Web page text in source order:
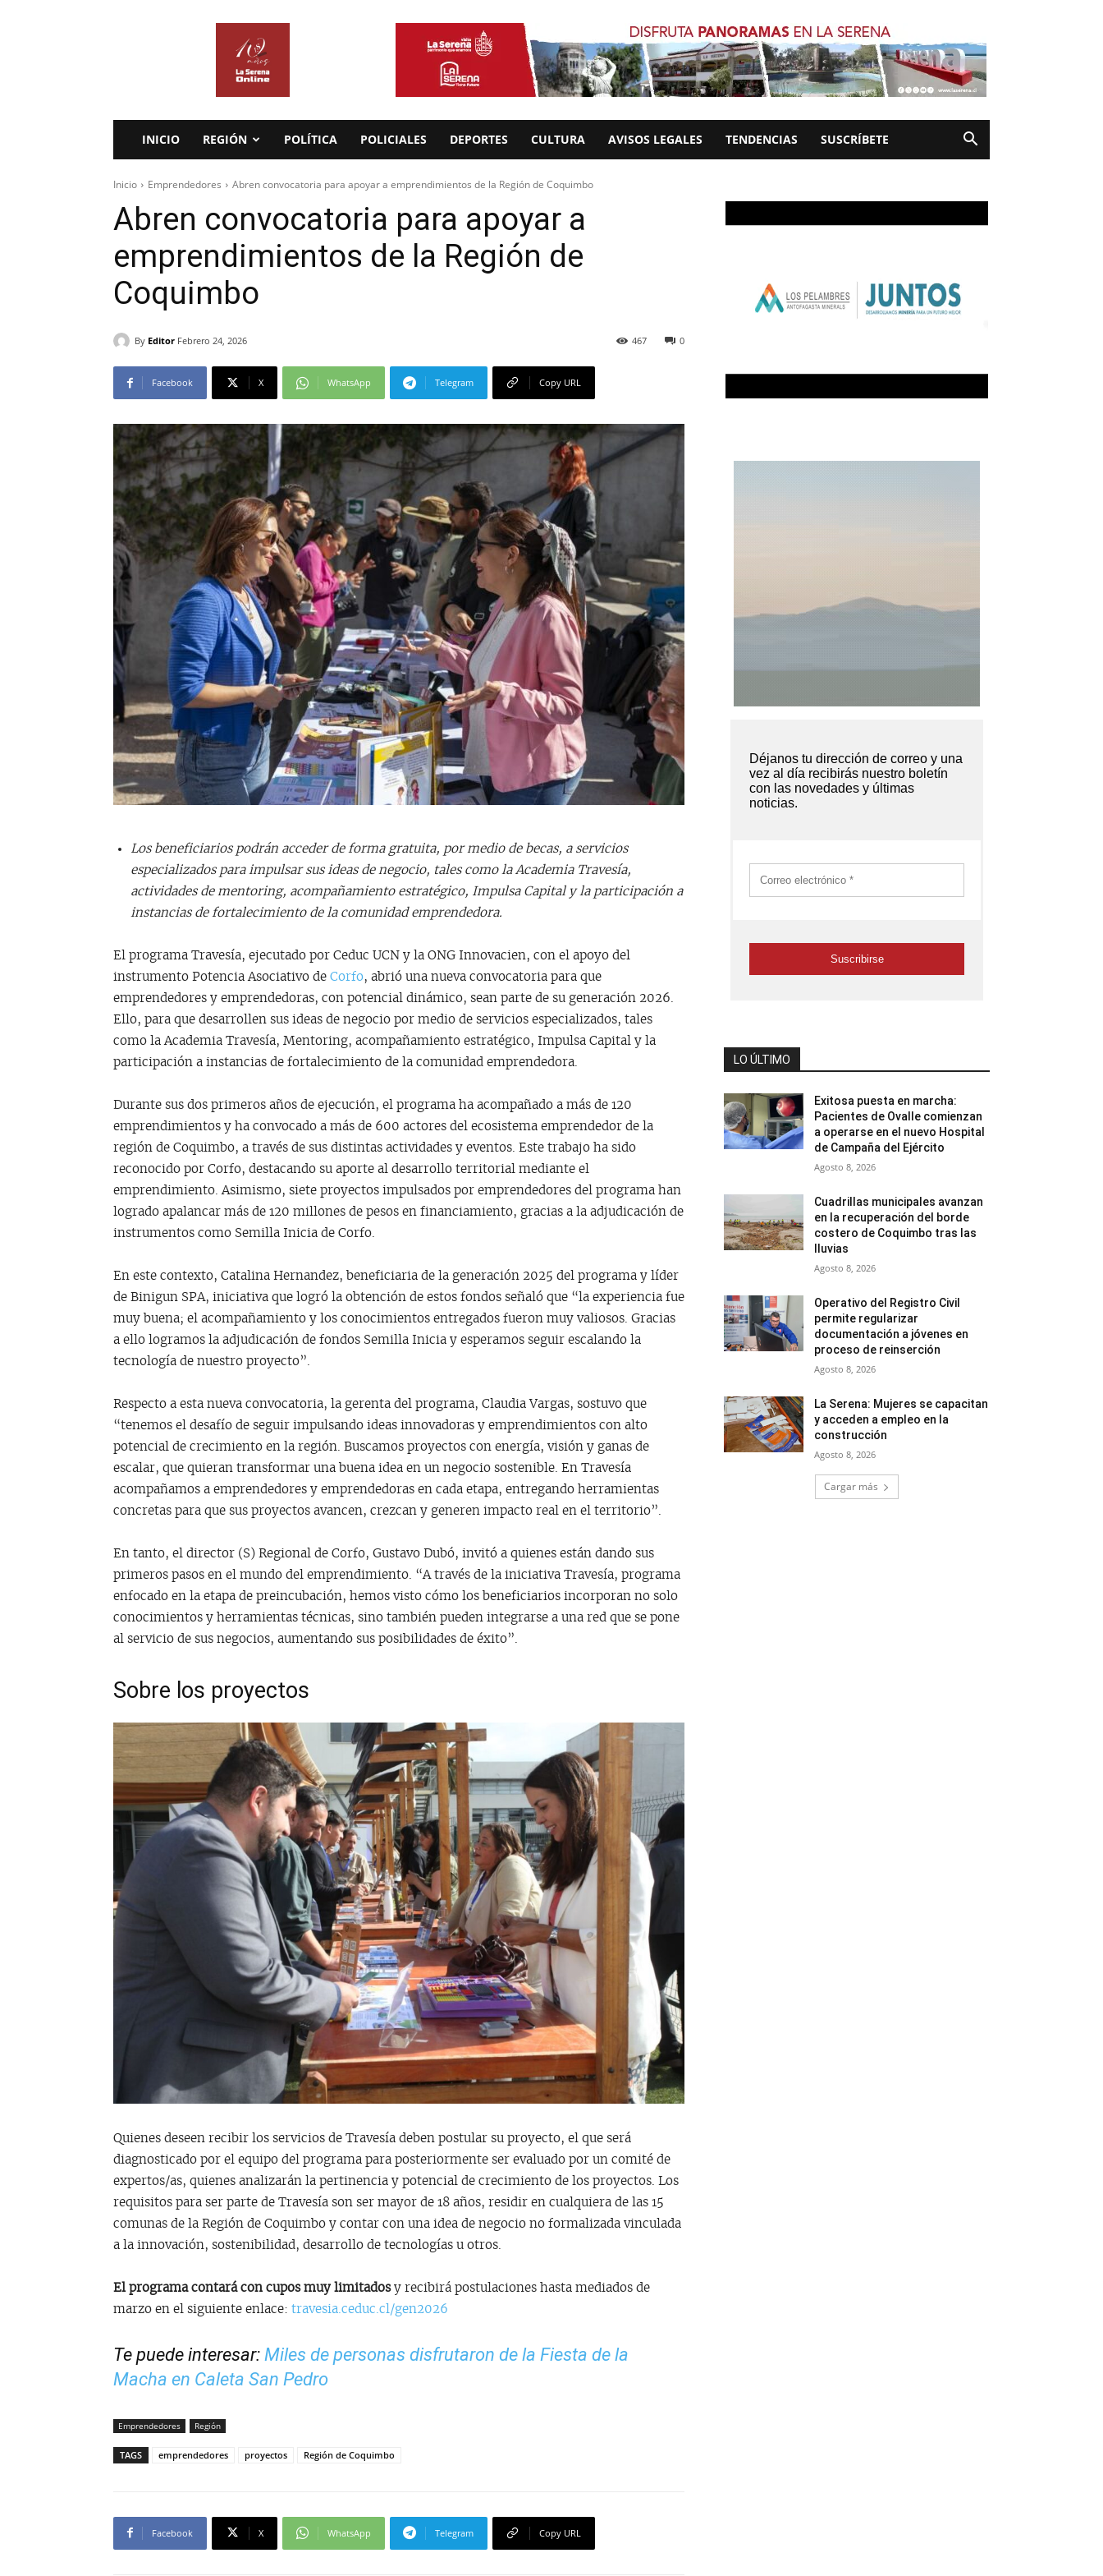
INICIO REGIÓN POLÍTICA POLICIALES DEPORTES CULTURA AVISOS LEGALES TENDENCIAS SUSCRÍBETE
Inicio Emprendedores Abren convocatoria para apoyar a emprendimientos de la Región de Coquimbo
Abren convocatoria para apoyar a
emprendimientos de la Región de
Coquimbo
By Editor Febrero 24, 2026 0
467
Facebook X WhatsApp Telegram Copy URL
Los beneficiarios podrán acceder de forma gratuita, por medio de becas, a servicios
especializados para impulsar sus ideas de negocio, tales como la Academia Travesía,
actividades de mentoring, acompañamiento estratégico, Impulsa Capital y la participación a
instancias de fortalecimiento de la comunidad emprendedora.
El programa Travesía, ejecutado por Ceduc UCN y la ONG Innovacien, con el apoyo del
instrumento Potencia Asociativo de Corfo, abrió una nueva convocatoria para que
emprendedores y emprendedoras, con potencial dinámico, sean parte de su generación 2026.
Ello, para que desarrollen sus ideas de negocio por medio de servicios especializados, tales
como la Academia Travesía, Mentoring, acompañamiento estratégico, Impulsa Capital y la
participación a instancias de fortalecimiento de la comunidad emprendedora.
Durante sus dos primeros años de ejecución, el programa ha acompañado a más de 120
emprendimientos y ha convocado a más de 600 actores del ecosistema emprendedor de la
región de Coquimbo, a través de sus distintas actividades y eventos. Este trabajo ha sido
reconocido por Corfo, destacando su aporte al desarrollo territorial mediante el
emprendimiento. Asimismo, siete proyectos impulsados por emprendedores del programa han
logrado apalancar más de 120 millones de pesos en financiamiento, gracias a la adjudicación de
instrumentos como Semilla Inicia de Corfo.
En este contexto, Catalina Hernandez, beneficiaria de la generación 2025 del programa y líder
de Binigun SPA, iniciativa que logró la obtención de estos fondos señaló que “la experiencia fue
muy buena; el acompañamiento y los conocimientos entregados fueron muy valiosos. Gracias
a ello logramos la adjudicación de fondos Semilla Inicia y esperamos seguir escalando la
tecnología de nuestro proyecto”.
Respecto a esta nueva convocatoria, la gerenta del programa, Claudia Vargas, sostuvo que
“tenemos el desafío de seguir impulsando ideas innovadoras y emprendimientos con alto
potencial de crecimiento en la región. Buscamos proyectos con energía, visión y ganas de
escalar, que quieran transformar una buena idea en un negocio sostenible. En Travesía
acompañamos a emprendedores y emprendedoras en cada etapa, entregando herramientas
concretas para que sus proyectos avancen, crezcan y generen impacto real en el territorio”.
En tanto, el director (S) Regional de Corfo, Gustavo Dubó, invitó a quienes están dando sus
primeros pasos en el mundo del emprendimiento. “A través de la iniciativa Travesía, programa
enfocado en la etapa de preincubación, hemos visto cómo los beneficiarios incorporan no solo
conocimientos y herramientas técnicas, sino también pueden integrarse a una red que se pone
al servicio de sus negocios, aumentando sus posibilidades de éxito”.
Sobre los proyectos
Quienes deseen recibir los servicios de Travesía deben postular su proyecto, el que será
diagnosticado por el equipo del programa para posteriormente ser evaluado por un comité de
expertos/as, quienes analizarán la pertinencia y potencial de crecimiento de los proyectos. Los
requisitos para ser parte de Travesía son ser mayor de 18 años, residir en cualquiera de las 15
comunas de la Región de Coquimbo y contar con una idea de negocio no formalizada vinculada
a la innovación, sostenibilidad, desarrollo de tecnologías u otros.
El programa contará con cupos muy limitadosy recibirá postulaciones hasta mediados de
marzo en el siguiente enlace: travesia.ceduc.cl/gen2026
Te puede interesar: Miles de personas disfrutaron de la Fiesta de la
Macha en Caleta San Pedro
Emprendedores Región
TAGS emprendedores proyectos Región de Coquimbo
Facebook X WhatsApp Telegram Copy URL
LO ÚLTIMO
Exitosa puesta en marcha:
Pacientes de Ovalle comienzan
a operarse en el nuevo Hospital
de Campaña del Ejército
Agosto 8, 2026
Cuadrillas municipales avanzan
en la recuperación del borde
costero de Coquimbo tras las
lluvias
Agosto 8, 2026
Operativo del Registro Civil
permite regularizar
documentación a jóvenes en
proceso de reinserción
Agosto 8, 2026
La Serena: Mujeres se capacitan
y acceden a empleo en la
construcción
Agosto 8, 2026
Cargar más